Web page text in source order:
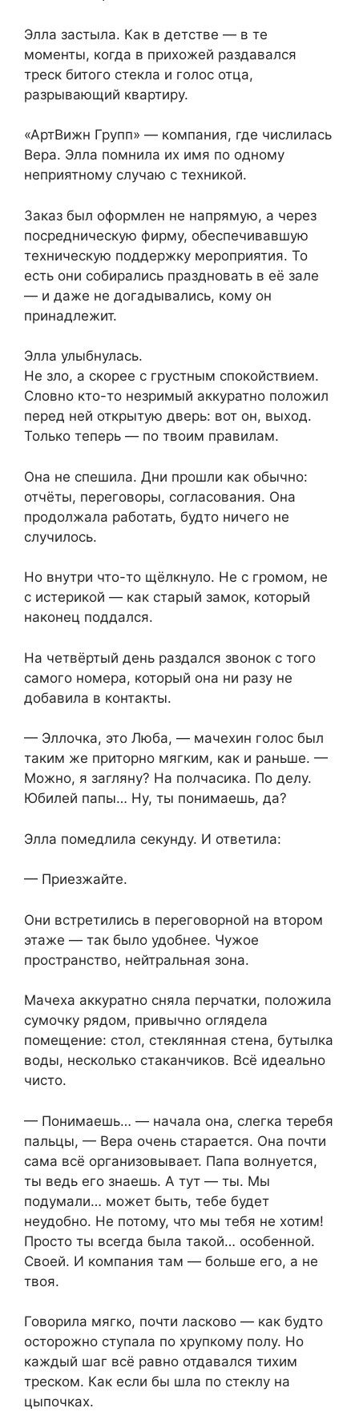
Элла застыла. Как в детстве — в те
моменты, когда в прихожей раздавался
треск битого стекла и голос отца,
разрывающий квартиру.
«АртВижн Групп» — компания, где числилась
Вера. Элла помнила их имя по одному
неприятному случаю с техникой.
Заказ был оформлен не напрямую, а через
посредническую фирму, обеспечивавшую
техническую поддержку мероприятия. То
есть они собирались праздновать в её зале
— и даже не догадывались, кому он
принадлежит.
Элла улыбнулась.
Не зло, а скорее с грустным спокойствием.
Словно кто-то незримый аккуратно положил
перед ней открытую дверь: вот он, выход.
Только теперь — по твоим правилам.
Она не спешила. Дни прошли как обычно:
отчёты, переговоры, согласования. Она
продолжала работать, будто ничего не
случилось.
Но внутри что-то щёлкнуло. Не с громом, не
с истерикой — как старый замок, который
наконец поддался.
На четвёртый день раздался звонок с того
самого номера, который она ни разу не
добавила в контакты.
— Эллочка, это Люба, — мачехин голос был
таким же приторно мягким, как и раньше. —
Можно, я загляну? На полчасика. По делу.
Юбилей папы… Ну, ты понимаешь, да?
Элла помедлила секунду. И ответила:
— Приезжайте.
Они встретились в переговорной на втором
этаже — так было удобнее. Чужое
пространство, нейтральная зона.
Мачеха аккуратно сняла перчатки, положила
сумочку рядом, привычно оглядела
помещение: стол, стеклянная стена, бутылка
воды, несколько стаканчиков. Всё идеально
чисто.
— Понимаешь… — начала она, слегка теребя
пальцы, — Вера очень старается. Она почти
сама всё организовывает. Папа волнуется,
ты ведь его знаешь. А тут — ты. Мы
подумали… может быть, тебе будет
неудобно. Не потому, что мы тебя не хотим!
Просто ты всегда была такой… особенной.
Своей. И компания там — больше его, а не
твоя.
Говорила мягко, почти ласково — как будто
осторожно ступала по хрупкому полу. Но
каждый шаг всё равно отдавался тихим
треском. Как если бы шла по стеклу на
цыпочках.